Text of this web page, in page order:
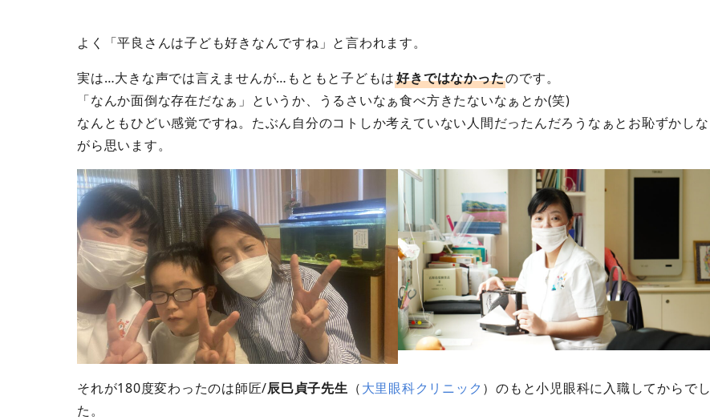
よく「平良さんは子ども好きなんですね」と言われます。
実は…大きな声では言えませんが…もともと子どもは好きではなかったのです。
「なんか面倒な存在だなぁ」というか、うるさいなぁ食べ方きたないなぁとか(笑)
なんともひどい感覚ですね。たぶん自分のコトしか考えていない人間だったんだろうなぁとお恥ずかしな
がら思います。
それが180度変わったのは師匠/辰巳貞子先生 （大里眼科クリニック ）のもと小児眼科に入職してからでし
た。